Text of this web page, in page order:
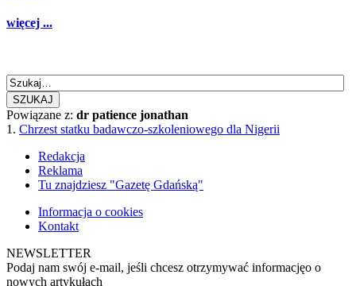
więcej ...
SZUKAJ
Powiązane z: dr patience jonathan
1. Chrzest statku badawczo-szkoleniowego dla Nigerii
Redakcja
Reklama
Tu znajdziesz "Gazetę Gdańską"
Informacja o cookies
Kontakt
NEWSLETTER
Podaj nam swój e-mail, jeśli chcesz otrzymywać informacjęo o
nowych artykułach